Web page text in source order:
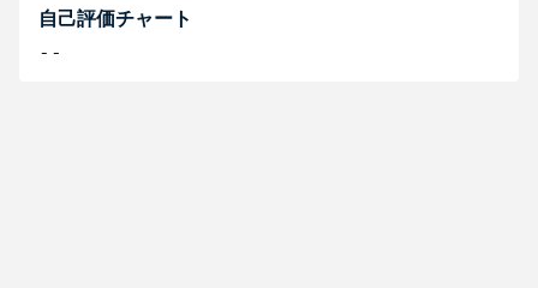
自己評価チャート
--